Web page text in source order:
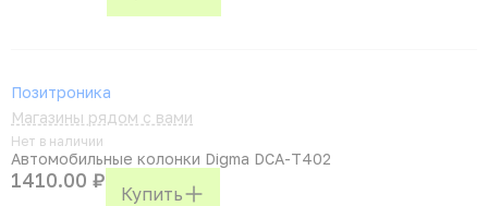
Позитроника
Магазины рядом с вами
Нет в наличии
Автомобильные колонки Digma DCA-T402
1410.00 ₽
Купить